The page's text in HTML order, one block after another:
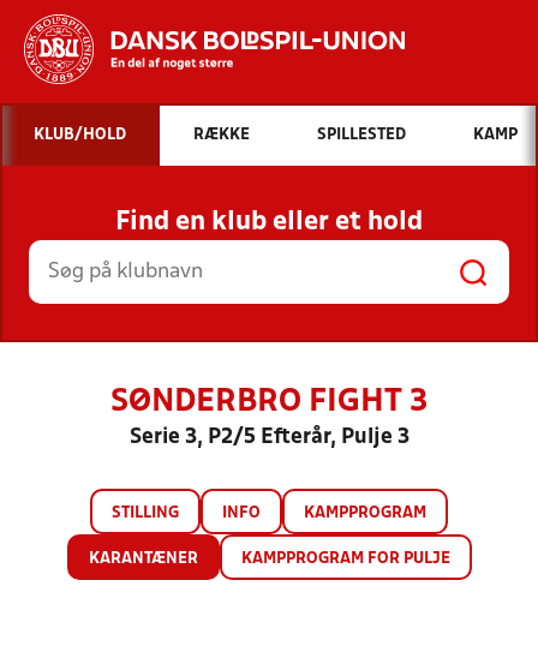
Hvad vil du søge efter?
INDHOLD OG NYHEDER
STILLINGER, RESULTATER, KLUBBER OG
HOLD
KLUB/HOLD RÆKKE SPILLESTED KAMP
Find en klub eller et hold
SØNDERBRO FIGHT 3
Serie 3, P2/5 Efterår, Pulje 3
STILLING INFO KAMPPROGRAM
KARANTÆNER KAMPPROGRAM FOR PULJE